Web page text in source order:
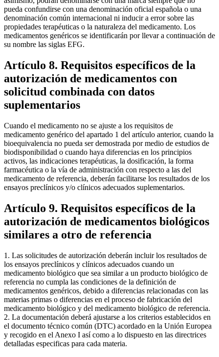
pueda confundirse con una denominación oficial española o una
denominación común internacional ni inducir a error sobre las
propiedades terapéuticas o la naturaleza del medicamento. Los
medicamentos genéricos se identificarán por llevar a continuación de
su nombre las siglas EFG.
Artículo 8. Requisitos específicos de la
autorización de medicamentos con
solicitud combinada con datos
suplementarios
Cuando el medicamento no se ajuste a los requisitos de
medicamento genérico del apartado 1 del artículo anterior, cuando la
bioequivalencia no pueda ser demostrada por medio de estudios de
biodisponibilidad o cuando haya diferencias en los principios
activos, las indicaciones terapéuticas, la dosificación, la forma
farmacéutica o la vía de administración con respecto a las del
medicamento de referencia, deberán facilitarse los resultados de los
ensayos preclínicos y/o clínicos adecuados suplementarios.
Artículo 9. Requisitos específicos de la
autorización de medicamentos biológicos
similares a otro de referencia
1. Las solicitudes de autorización deberán incluir los resultados de
los ensayos preclínicos y clínicos adecuados cuando un
medicamento biológico que sea similar a un producto biológico de
referencia no cumpla las condiciones de la definición de
medicamentos genéricos, debido a diferencias relacionadas con las
materias primas o diferencias en el proceso de fabricación del
medicamento biológico y del medicamento biológico de referencia.
2. La documentación deberá ajustarse a los criterios establecidos en
el documento técnico común (DTC) acordado en la Unión Europea
y recogido en el Anexo I así como a lo dispuesto en las directrices
detalladas especificas para cada materia.